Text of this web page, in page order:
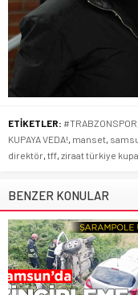
ETİKETLER: #TRABZONSPOR
KUPAYA VEDA!, manset,
direktör, tff, ziraat türkiye
BENZER KONULAR